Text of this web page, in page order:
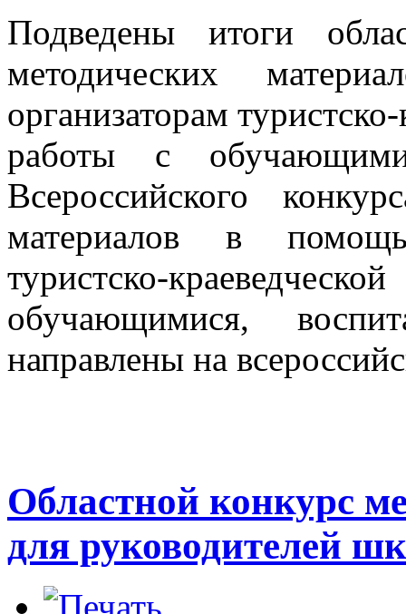
Подведены итоги
методических
организаторам
работы с
Всероссийского
материалов в помощь
туристско-
обучающимися,
направлены на
Областной конкурс
для руководителей